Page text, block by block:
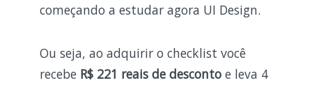
começando a estudar agora UI Design.
Ou seja, ao adquirir o checklist você
recebeR$ 221 reais de descontoe leva 4